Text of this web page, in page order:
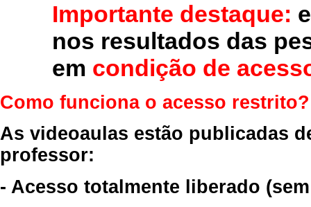
Importante destaque:
nos resultados das
em condição de
Como funciona o acesso restrito?
As videoaulas estão publicadas
professor:
- Acesso totalmente liberado